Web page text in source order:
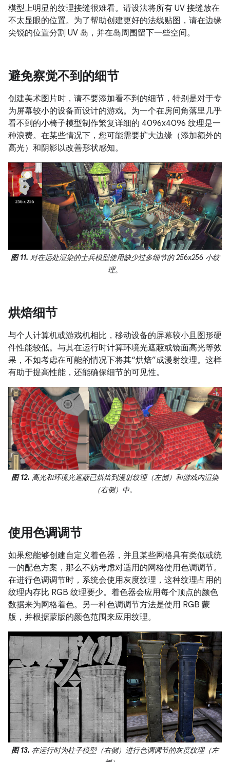
模型上明显的纹理接缝很难看。请设法将所有 UV 接缝放在
不太显眼的位置。为了帮助创建更好的法线贴图，请在边缘
尖锐的位置分割 UV 岛，并在岛周围留下一些空间。
避免察觉不到的细节
创建美术图片时，请不要添加看不到的细节，特别是对于专
为屏幕较小的设备而设计的游戏。为一个在房间角落里几乎
看不到的小椅子模型制作繁复详细的 4096x4096 纹理是一
种浪费。在某些情况下，您可能需要扩大边缘（添加额外的
高光）和阴影以改善形状感知。
图 11. 对在远处渲染的士兵模型使用缺少过多细节的 256x256 小纹
理。
烘焙细节
与个人计算机或游戏机相比，移动设备的屏幕较小且图形硬
件性能较低。与其在运行时计算环境光遮蔽或镜面高光等效
果，不如考虑在可能的情况下将其“烘焙”成漫射纹理。这样
有助于提高性能，还能确保细节的可见性。
图 12. 高光和环境光遮蔽已烘焙到漫射纹理（左侧）和游戏内渲染
（右侧）中。
使用色调调节
如果您能够创建自定义着色器，并且某些网格具有类似或统
一的配色方案，那么不妨考虑对适用的网格使用色调调节。
在进行色调调节时，系统会使用灰度纹理，这种纹理占用的
纹理内存比 RGB 纹理要少。着色器会应用每个顶点的颜色
数据来为网格着色。另一种色调调节方法是使用 RGB 蒙
版，并根据蒙版的颜色范围来应用纹理。
图 13. 在运行时为柱子模型（右侧）进行色调调节的灰度纹理（左